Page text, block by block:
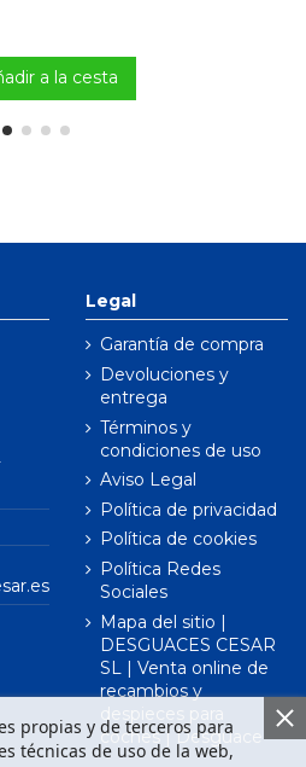
a la cesta
Legal
Garantía de compra
Devoluciones y
entrega
Términos y
condiciones de uso
Aviso Legal
Política de privacidad
Política de cookies
Política Redes
Sociales
Mapa del sitio |
DESGUACES CESAR
SL | Venta online de
recambios y
despieces para
coches | Desguace
propias y de terceros para
técnicas de uso de la web,